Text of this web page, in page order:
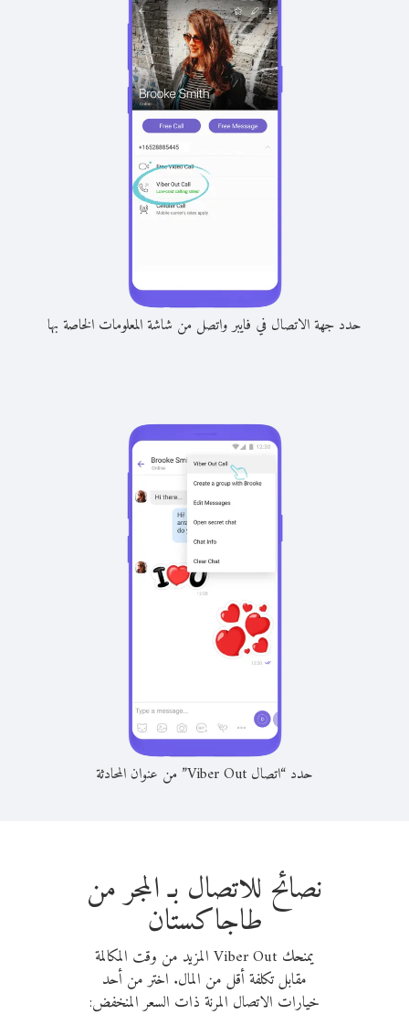
حدد جهة الاتصال في فايبر واتصل من شاشة المعلومات الخاصة بها
حدد “اتصال Viber Out” من عنوان المحادثة
نصائح للاتصال بـ المجر من
طاجاكستان
يمنحك Viber Out المزيد من وقت المكالمة
مقابل تكلفة أقل من المال. اختر من أحد
خيارات الاتصال المرنة ذات السعر المنخفض: